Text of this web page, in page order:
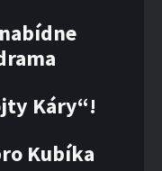
Káry“!
Kubíka